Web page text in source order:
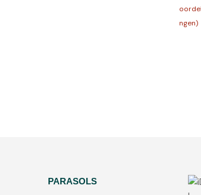
ngen)
PARASOLS